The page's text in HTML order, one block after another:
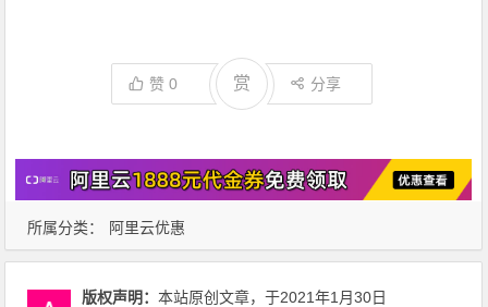
赞0 赏 分享
所属分类： 阿里云优惠
版权声明：本站原创文章，于2021年1月30日